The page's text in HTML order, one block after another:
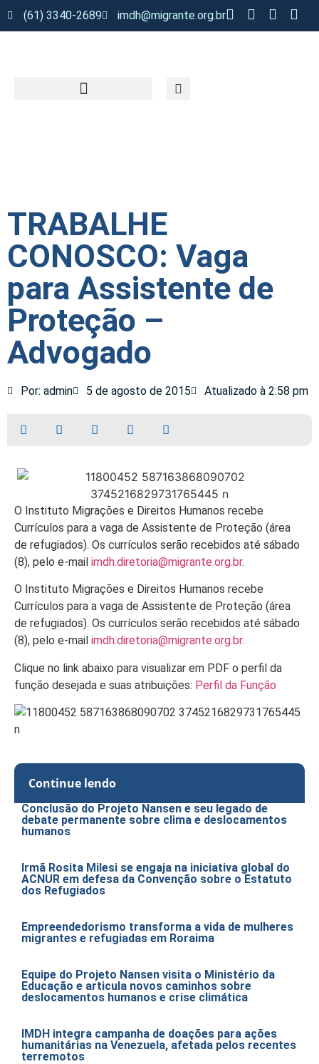
(61) 3340-2689 imdh@migrante.org.br
TRABALHE
CONOSCO: Vaga
para Assistente de
Proteção –
Advogado
Por: admin 5 de agosto de 2015 Atualizado à 2:58 pm
O Instituto Migrações e Direitos Humanos recebe
Currículos para a vaga de Assistente de Proteção (área
de refugiados). Os currículos serão recebidos até sábado
(8), pelo e-mail imdh.diretoria@migrante.org.br.
O Instituto Migrações e Direitos Humanos recebe
Currículos para a vaga de Assistente de Proteção (área
de refugiados). Os currículos serão recebidos até sábado
(8), pelo e-mail imdh.diretoria@migrante.org.br.
Clique no link abaixo para visualizar em PDF o perfil da
função desejada e suas atribuições: Perfil da Função
Continue lendo
Conclusão do Projeto Nansen e seu legado de
debate permanente sobre clima e deslocamentos
humanos
Irmã Rosita Milesi se engaja na iniciativa global do
ACNUR em defesa da Convenção sobre o Estatuto
dos Refugiados
Empreendedorismo transforma a vida de mulheres
migrantes e refugiadas em Roraima
Equipe do Projeto Nansen visita o Ministério da
Educação e articula novos caminhos sobre
deslocamentos humanos e crise climática
IMDH integra campanha de doações para ações
humanitárias na Venezuela, afetada pelos recentes
terremotos